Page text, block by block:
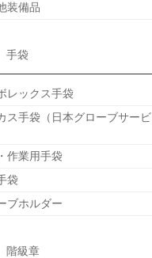
装備品
手袋
レックス手袋
ス手袋（日本グローブサービ
作業用手袋
袋
ブホルダー
階級章